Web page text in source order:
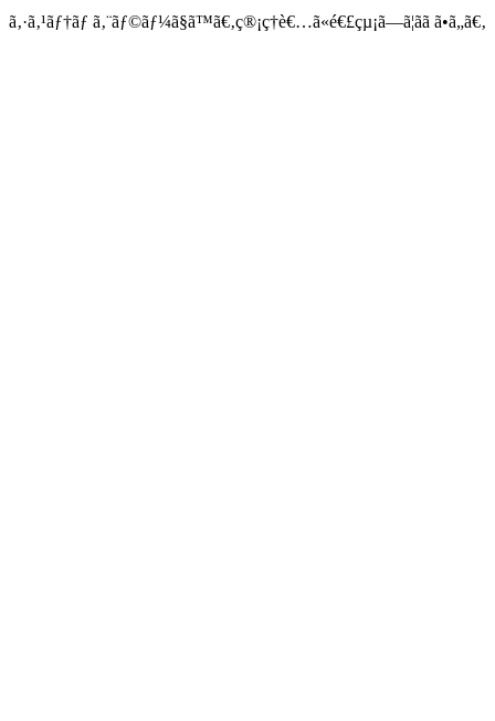
ã‚·ã‚¹ãƒ†ãƒ ã‚¨ãƒ©ãƒ¼ã§ã™ã€‚ç®¡ç†è€…ã«é€£çµ¡ã—ã¦ãã ã•ã„ã€‚